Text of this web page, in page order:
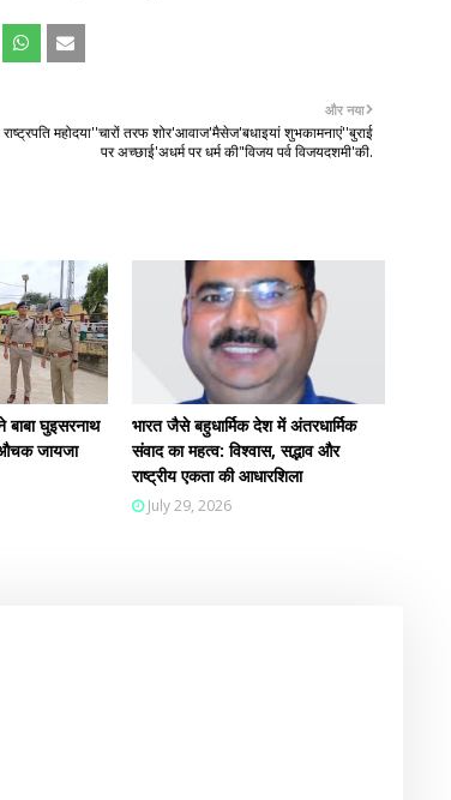
और नया
राष्ट्रपति महोदया''चारों तरफ शोर'आवाज'मैसेज'बधाइयां शुभकामनाएं''बुराई
पर अच्छाई'अधर्म पर धर्म की"विजय पर्व विजयदशमी'की.
घुइसरनाथ
औचक जायजा
भारत जैसे बहुधार्मिक देश में अंतरधार्मिक
संवाद का महत्व: विश्वास, सद्भाव और
राष्ट्रीय एकता की आधारशिला
July 29, 2026